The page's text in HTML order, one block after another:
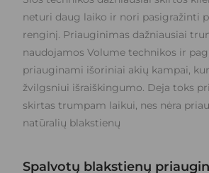
neturi daug laiko ir nori pasigražinti
renginį. Priauginimas dažniausiai
naudojamos Volume technikos ir
priauginami išoriniai akių kampai,
žvilgsniui išraiškingumo. Deja toks
skirtas trumpam laikui, nes nėra
natūralių blakstienų
Spalvotų blakstienų